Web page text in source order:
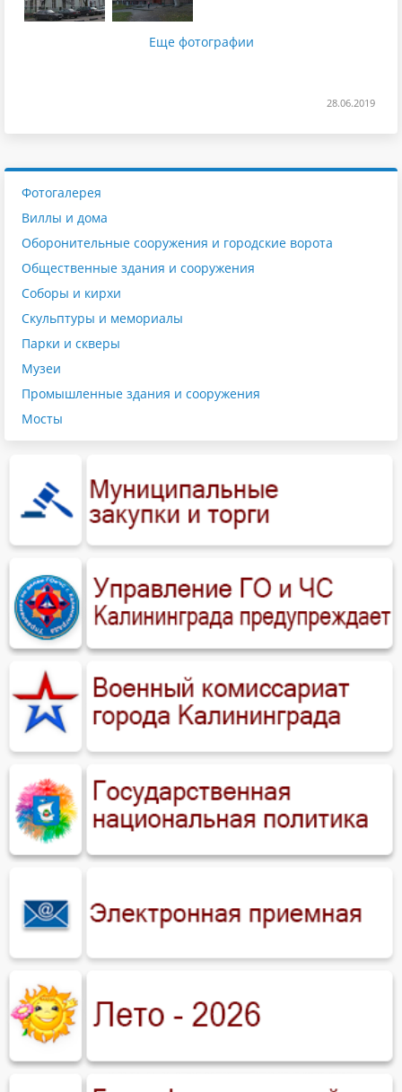
Еще фотографии
28.06.2019
Фотогалерея
Виллы и дома
Оборонительные сооружения и городские ворота
Общественные здания и сооружения
Соборы и кирхи
Скульптуры и мемориалы
Парки и скверы
Музеи
Промышленные здания и сооружения
Мосты